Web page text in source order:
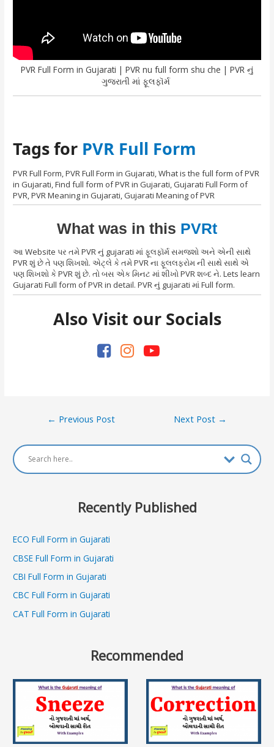
PVR Full Form in Gujarati | PVR nu full form shu che | PVR નું
ગુજરાતી માં ફૂલફૉર્મ
Tags for PVR Full Form
PVR Full Form, PVR Full Form in Gujarati, What is the full form of PVR
in Gujarati, Find full form of PVR in Gujarati, Gujarati Full Form of
PVR, PVR Meaning in Gujarati, Gujarati Meaning of PVR
What was in this PVRt
આ Website પર તમે PVR નું gujarati માં ફૂલફૉર્મ સમજશો અને એની સાથે
PVR શું છે તે પણ શિખશો. એટ્લે કે તમે PVR ના ફૂલલફરોમ ની સાથે સાથે એ
પણ શિખશો કે PVR શું છે. તો બસ એક મિનટ માં શીખો PVR શબ્દ ને. Lets learn
Gujarati Full form of PVR in detail. PVR નું gujarati માં Full form.
Also Visit our Socials
Post
← Previous Post Next Post →
Recently Published
ECO Full Form in Gujarati
CBSE Full Form in Gujarati
CBI Full Form in Gujarati
CBC Full Form in Gujarati
CAT Full Form in Gujarati
Recommended